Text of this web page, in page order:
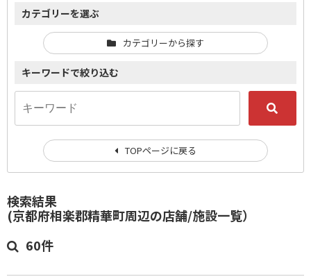
検索結果
(京都府相楽郡精華町周辺の店舗/施設一覧）
60件
カテゴリーを選ぶ
カテゴリーから探す
キーワードで絞り込む
TOPページに戻る